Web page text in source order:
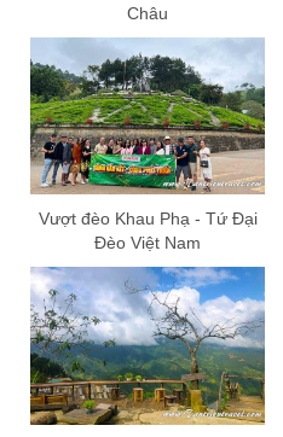
Châu
Vượt đèo Khau Phạ - Tứ Đại
Đèo Việt Nam